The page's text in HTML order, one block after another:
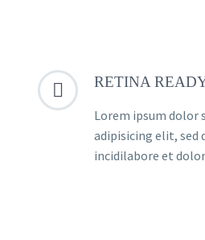

 RETINA
Lorem ipsum dolor
adipisicing elit, sed
incidilabore et